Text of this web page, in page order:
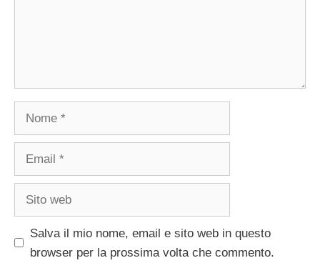
Nome
Email
Sito
Salva il mio nome, email e sito web in questo
browser per la prossima volta che commento.